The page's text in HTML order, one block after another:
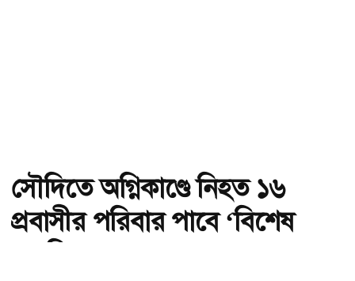
সৌদিতে অগ্নিকাণ্ডে নিহত ১৬
প্রবাসীর পরিবার পাবে ‘বিশেষ